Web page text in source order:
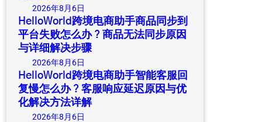
2026年8月6日
HelloWorld跨境电商助手商品同步到
平台失败怎么办？商品无法同步原因
与详细解决步骤
2026年8月6日
HelloWorld跨境电商助手智能客服回
复慢怎么办？客服响应延迟原因与优
化解决方法详解
2026年8月6日